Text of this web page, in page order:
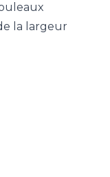
la largeur